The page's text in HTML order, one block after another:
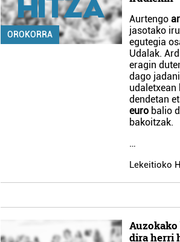
OROKORRA
Aurtengo
jasotako
egutegia
Udalak.
eragin
dago
udaletxean
dendetan
eurobalio
bakoitzak.
…
Lekeitioko
dira herri